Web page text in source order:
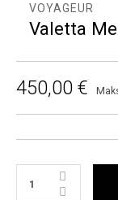
VOYAGEUR
Valetta
450,00 €